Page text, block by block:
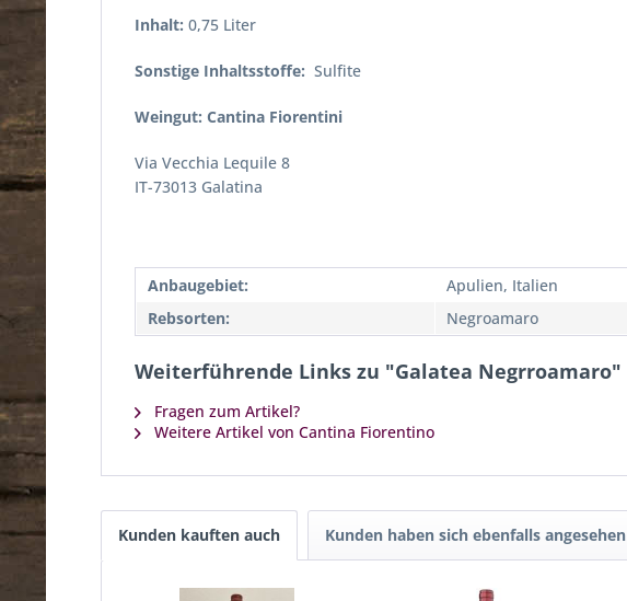
Inhalt: 0,75 Liter
Sonstige Inhaltsstoffe: Sulfite
Weingut: Cantina Fiorentini
Via Vecchia Lequile 8
IT-73013 Galatina
Anbaugebiet:
Apulien, Italien
Rebsorten:
Negroamaro
Weiterführende Links zu "Galatea Negrroamaro"
Fragen zum Artikel?
Weitere Artikel von Cantina Fiorentino
Kunden kauften auch Kunden haben sich ebenfalls angesehen